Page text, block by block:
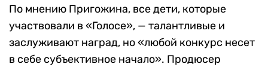
По мнению Пригожина, все дети, которые
участвовали в «Голосе», — талантливые и
заслуживают наград, но «любой конкурс несет
в себе субъективное начало». Продюсер